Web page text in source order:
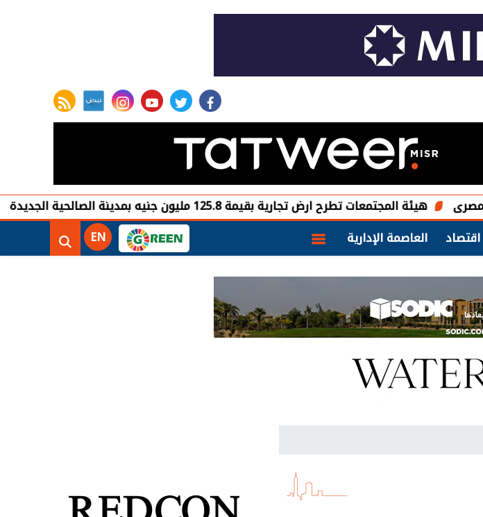
facebook
twitter
youtube
instagram
rss feed
شركة «Liberty Developments» تطلق أولى فعالياتها الترفيهية بمشروع «AT» في حفل ضخم للميجا ستار أحمد سعد هيئة المجتمعات تطرح ارض تجارية بقيمة 125.8 مليون جنيه بمدينة الصالحية الجديدة
اقتصاد العاصمة الإدارية EN